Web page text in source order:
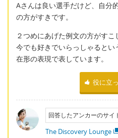
Aさんは良い選手だけど、自分
の方がすきです。
２つめにあげた例文の方がすこ
今でも好きでいらっしゃると
在形の表現で表しています。
役に立
回答したアンカーのサイ
The Discovery Lounge